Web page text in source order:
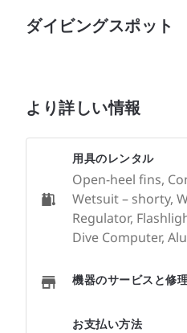
ダイビングスポット
より詳しい情報
用具のレンタル
Open-heel fins,
Wetsuit – shorty,
Regulator,
Dive Computer,
機器のサービスと修
お支払い方法